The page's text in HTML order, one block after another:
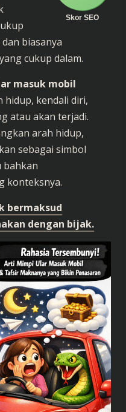
Skor SEO
biasanya
cukup dalam.
masuk mobil
hidup, kendali diri,
atau akan terjadi.
arah hidup,
sebagai simbol
bahkan
konteksnya.
bermaksud
dengan bijak.